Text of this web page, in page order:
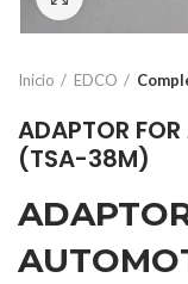
Inicio EDCO
ADAPTOR
(TSA-38M)